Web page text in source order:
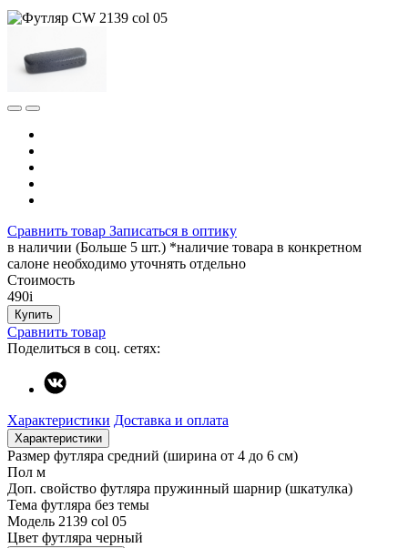
Сравнить товар Записаться в оптику
в наличии (Больше 5 шт.) *наличие товара в конкретном
салоне необходимо уточнять отдельно
Стоимость
490i
Купить
Сравнить товар
Поделиться в соц. сетях:
Характеристики Доставка и оплата
Характеристики
Размер футляра средний (ширина от 4 до 6 см)
Пол м
Доп. свойство футляра пружинный шарнир (шкатулка)
Тема футляра без темы
Модель 2139 col 05
Цвет футляра черный